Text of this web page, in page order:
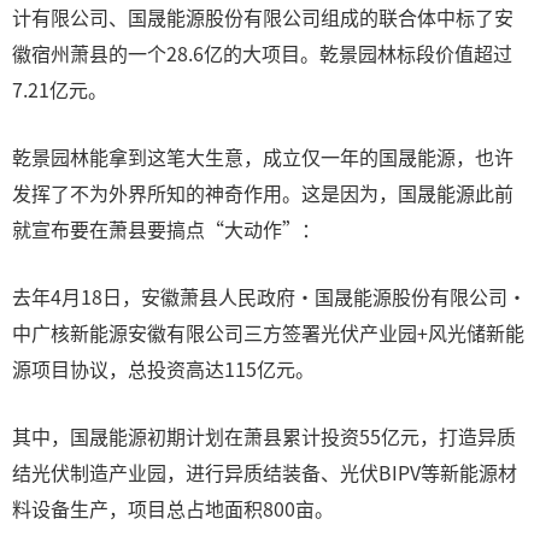
计有限公司、国晟能源股份有限公司组成的联合体中标了安
徽宿州萧县的一个28.6亿的大项目。乾景园林标段价值超过
7.21亿元。
乾景园林能拿到这笔大生意，成立仅一年的国晟能源，也许
发挥了不为外界所知的神奇作用。这是因为，国晟能源此前
就宣布要在萧县要搞点“大动作”：
去年4月18日，安徽萧县人民政府·国晟能源股份有限公司·
中广核新能源安徽有限公司三方签署光伏产业园+风光储新能
源项目协议，总投资高达115亿元。
其中，国晟能源初期计划在萧县累计投资55亿元，打造异质
结光伏制造产业园，进行异质结装备、光伏BIPV等新能源材
料设备生产，项目总占地面积800亩。